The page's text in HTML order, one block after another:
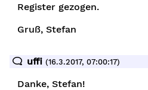
Register gezogen.
Gruß, Stefan
uffi (16.3.2017, 07:00:17)
Danke, Stefan!